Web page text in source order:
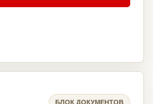
БЛОК ДОКУМЕНТОВ